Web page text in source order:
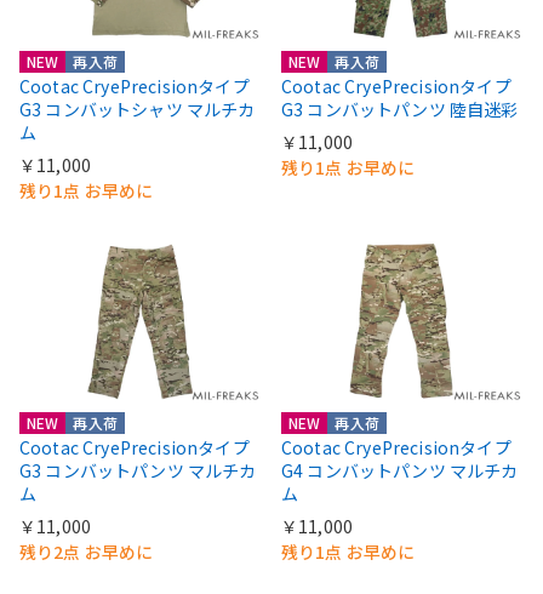
NEW 再入荷
Cootac CryePrecisionタイプ
G3 コンバットシャツ マルチカ
ム
￥11,000
残り1点 お早めに
NEW 再入荷
Cootac CryePrecisionタイプ
G3 コンバットパンツ 陸自迷彩
￥11,000
残り1点 お早めに
NEW 再入荷
Cootac CryePrecisionタイプ
G3 コンバットパンツ マルチカ
ム
￥11,000
残り2点 お早めに
NEW 再入荷
Cootac CryePrecisionタイプ
G4 コンバットパンツ マルチカ
ム
￥11,000
残り1点 お早めに